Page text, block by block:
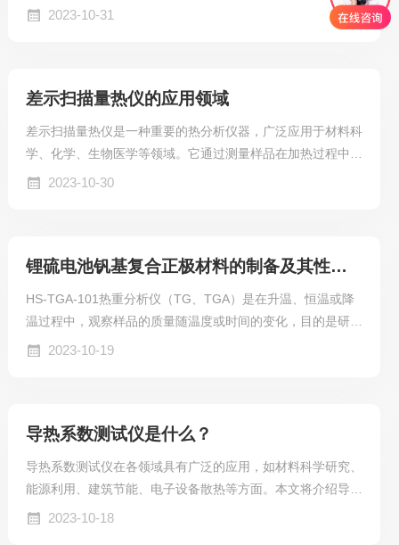
分析仪的基本概念、工作原理以及应用情况。
2023-10-31
差示扫描量热仪的应用领域
差示扫描量热仪是一种重要的热分析仪器，广泛应用于材料科
学、化学、生物医学等领域。它通过测量样品在加热过程中吸
收或释放热量的方式，提供有关材料热性质的信息。本文将介
2023-10-30
锂硫电池钒基复合正极材料的制备及其性能研究
HS-TGA-101热重分析仪（TG、TGA）是在升温、恒温或降
温过程中，观察样品的质量随温度或时间的变化，目的是研究
材料的热稳定性和组份。广泛应用于塑料、橡胶、涂料、药
2023-10-19
导热系数测试仪是什么？
导热系数测试仪在各领域具有广泛的应用，如材料科学研究、
能源利用、建筑节能、电子设备散热等方面。本文将介绍导热
系数测试仪的基本原理、使用方法、影响因素及应用实例，并
2023-10-18